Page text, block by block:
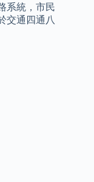
系統，市民
交通四通八